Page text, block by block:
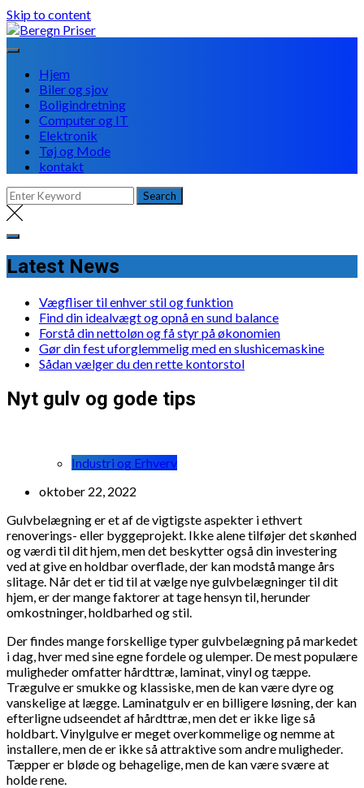
Skip to content
Hjem
Biler og sjov
Boligindretning
Computer og IT
Elektronik
Tøj og Mode
kontakt
Latest News
Vægfliser til enhver stil og funktion
Find din idealvægt og opnå en sund balance
Forstå din nettoløn og få styr på økonomien
Gør din fest uforglemmelig med en slushicemaskine
Sådan vælger du den rette kontorstol
Nyt gulv og gode tips
Industri og Erhverv
oktober 22, 2022
Gulvbelægning er et af de vigtigste aspekter i ethvert
renoverings- eller byggeprojekt. Ikke alene tilføjer det skønhed
og værdi til dit hjem, men det beskytter også din investering
ved at give en holdbar overflade, der kan modstå mange års
slitage. Når det er tid til at vælge nye gulvbelægninger til dit
hjem, er der mange faktorer at tage hensyn til, herunder
omkostninger, holdbarhed og stil.
Der findes mange forskellige typer gulvbelægning på markedet
i dag, hver med sine egne fordele og ulemper. De mest populære
muligheder omfatter hårdttræ, laminat, vinyl og tæppe.
Trægulve er smukke og klassiske, men de kan være dyre og
vanskelige at lægge. Laminatgulv er en billigere løsning, der kan
efterligne udseendet af hårdttræ, men det er ikke lige så
holdbart. Vinylgulve er meget overkommelige og nemme at
installere, men de er ikke så attraktive som andre muligheder.
Tæpper er bløde og behagelige, men de kan være svære at
holde rene.